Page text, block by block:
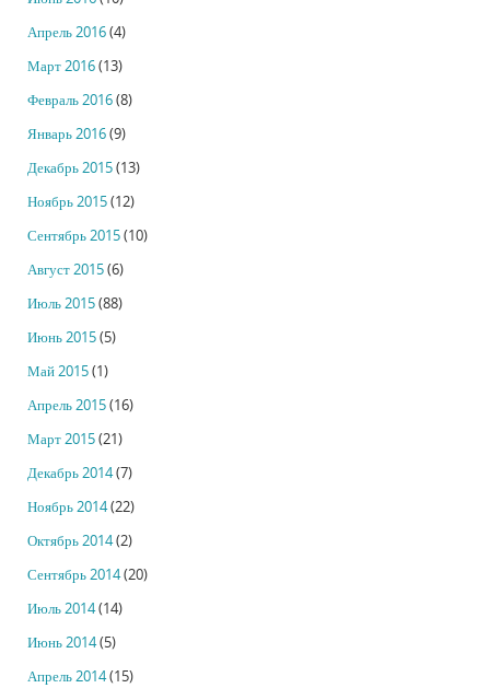
Апрель 2016(4)
Март 2016(13)
Февраль 2016(8)
Январь 2016(9)
Декабрь 2015(13)
Ноябрь 2015(12)
Сентябрь 2015(10)
Август 2015(6)
Июль 2015(88)
Июнь 2015(5)
Май 2015(1)
Апрель 2015(16)
Март 2015(21)
Декабрь 2014(7)
Ноябрь 2014(22)
Октябрь 2014(2)
Сентябрь 2014(20)
Июль 2014(14)
Июнь 2014(5)
Апрель 2014(15)